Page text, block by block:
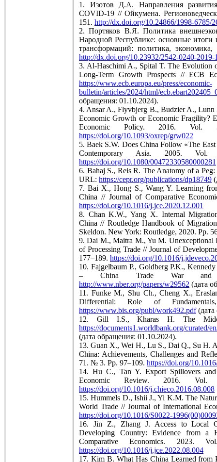
1. Изотов Д.А. Направления
COVID-19 // Ойкумена.
151. http://dx.doi.org/10.24866/1998-6785/
2. Портяков В.Я. Политика
Народной Республике: основные
трансформаций: политика,
http://dx.doi.org/10.23932/2542-0240-2019-
3. Al-Haschimi A., Spital T. The Evolution
Long-Term Growth Prospects // ECB
https://www.ecb.europa.eu/press/economic-
bulletin/articles/2024/html/
обращения: 01.10.2024).
4. Ansar A., Flyvbjerg B., Budzier A., Lunn
Economic Growth or Economic Fragility?
Economic Policy. 2016.
https://doi.org/10.1093/oxrep/grw022
5. Baek S.W. Does China Follow «The
Contemporary Asia. 2005.
https://doi.org/10.1080/00472330580000281
6. Bahaj S., Reis R. The Anatomy of a Peg:
URL: https://cepr.org/publications/dp18749
7. Bai X., Hong S., Wang Y. Learning
China // Journal of Comparative
https://doi.org/10.1016/j.jce.2020.12.001
8. Chan K.W., Yang X. Internal
China // Routledge Handbook of
Skeldon. New York: Routledge, 2020. Pp.
9. Dai M., Maitra M., Yu M. Unexceptional
of Processing Trade // Journal of
177–189. https://doi.org/10.1016/
10. Fajgelbaum P., Goldberg P.K.,
– China Trade War and
http://www.nber.org/papers/w29562 (дата
11. Funke M., Shu Ch., Cheng X.,
Differential: Role of
https://www.bis.org/publ/work492.pdf(дата
12. Gill I.S., Kharas H. The
https://documents1.worldbank.org/curated/
(дата обращения: 01.10.2024).
13. Guan X., Wei H., Lu S., Dai Q., Su H.
China: Achievements, Challenges and
71. № 3. Pp. 97–109. https://doi.org/
14. Hu C., Tan Y. Export Spillovers
Economic Review.
https://doi.org/10.1016/j.chieco.2016.08.008
15. Hummels D., Ishii J., Yi K.M. The
World Trade // Journal of International
https://doi.org/10.1016/S0022-
16. Jin Z., Zhang J. Access to Local
Developing Country: Evidence from
Comparative Economics.
https://doi.org/10.1016/j.jce.2022.08.004
17. Kim B. What Has China Learned from